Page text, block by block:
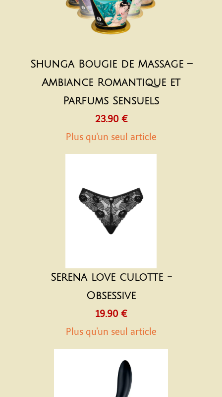
Shunga Bougie de Massage –
Ambiance Romantique et
Parfums Sensuels
23.90 €
Plus qu'un seul article
Serena love culotte -
Obsessive
19.90 €
Plus qu'un seul article